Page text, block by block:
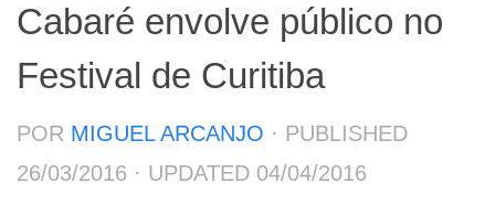
Cabaré envolve público no
Festival de Curitiba
POR MIGUEL ARCANJO · PUBLISHED
26/03/2016 · UPDATED 04/04/2016